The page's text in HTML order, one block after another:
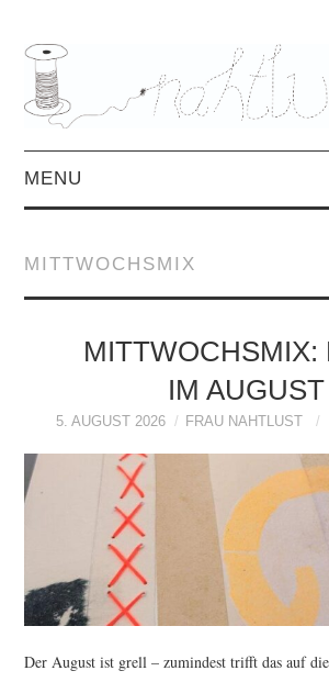
MENU
MITTWOCHSMIX &
INTERVIEWS
FREEBOOKS &
TUTORIALS
WORKSHOPS
PAPIERLIEBE AM
MITTWOCHSMIX
MITTWOCHSMIX:
IM AUGUST
5. AUGUST 2026 FRAU NAHTLUST
Der August ist grell – zumindest trifft das auf